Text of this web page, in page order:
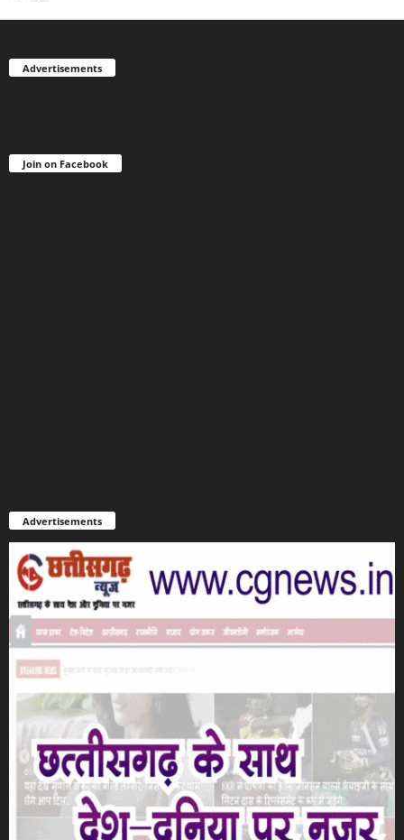
Advertisements
Join on Facebook
Advertisements